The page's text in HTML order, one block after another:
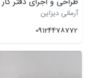
آرمانی دیزاین
09124478772